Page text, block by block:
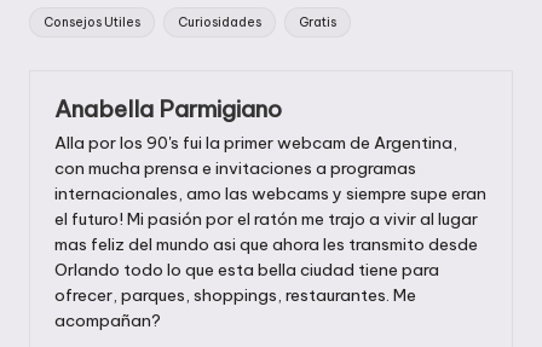
Etiquetas:
Consejos Utiles Curiosidades Gratis
Anabella Parmigiano
Alla por los 90's fui la primer webcam de Argentina,
con mucha prensa e invitaciones a programas
internacionales, amo las webcams y siempre supe eran
el futuro! Mi pasión por el ratón me trajo a vivir al lugar
mas feliz del mundo asi que ahora les transmito desde
Orlando todo lo que esta bella ciudad tiene para
ofrecer, parques, shoppings, restaurantes. Me
acompañan?